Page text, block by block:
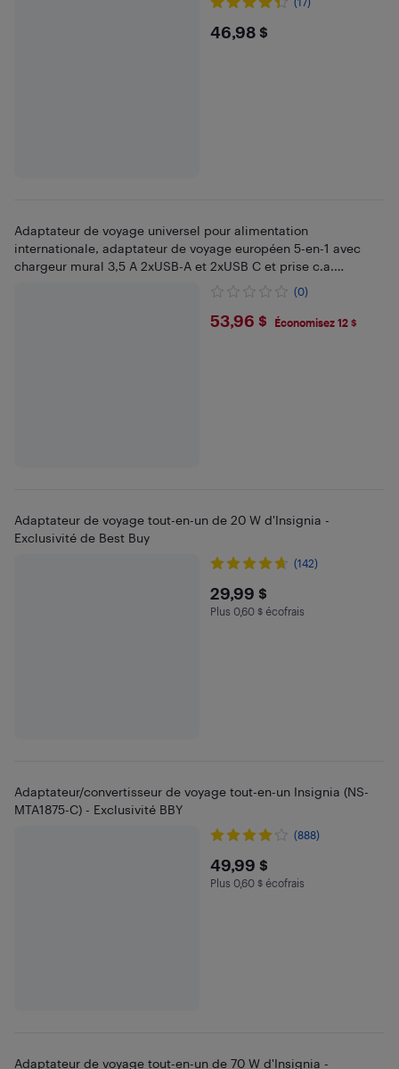
$46.98
46,98 $
Adaptateur de voyage universel pour alimentation
internationale, adaptateur de voyage européen 5-en-1 avec
chargeur mural 3,5 A 2xUSB-A et 2xUSB C et prise c.a.
mondiale pour Europe USA Australie Asie
(0)
$53.96
53,96 $ Économisez 12 $
Adaptateur de voyage tout-en-un de 20 W d'Insignia -
Exclusivité de Best Buy
(142)
$29.99
29,99 $
Plus 0.6 $ en écofrais
Plus 0,60 $ écofrais
Adaptateur/convertisseur de voyage tout-en-un Insignia (NS-
MTA1875-C) - Exclusivité BBY
(888)
$49.99
49,99 $
Plus 0.6 $ en écofrais
Plus 0,60 $ écofrais
Adaptateur de voyage tout-en-un de 70 W d'Insignia -